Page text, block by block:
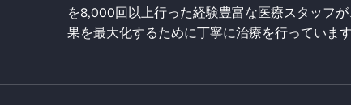
を8,000回以上行った経験豊富な医療スタッフが
果を最大化するために丁寧に治療を行っています